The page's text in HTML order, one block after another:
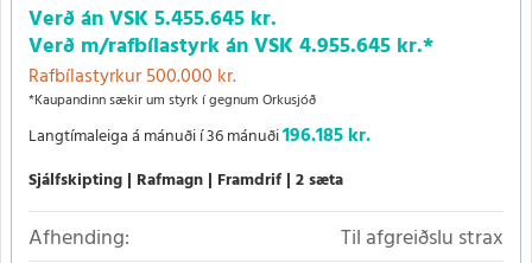
Verð án VSK5.455.645 kr.
Verð m/rafbílastyrkán VSK4.955.645 kr.*
Rafbílastyrkur 500.000 kr.
*Kaupandinn sækir um styrk í gegnum Orkusjóð
Langtímaleiga á mánuði í 36 mánuði196.185 kr.
Sjálfskipting Rafmagn Framdrif 2 sæta
Afhending:
Til afgreiðslu strax